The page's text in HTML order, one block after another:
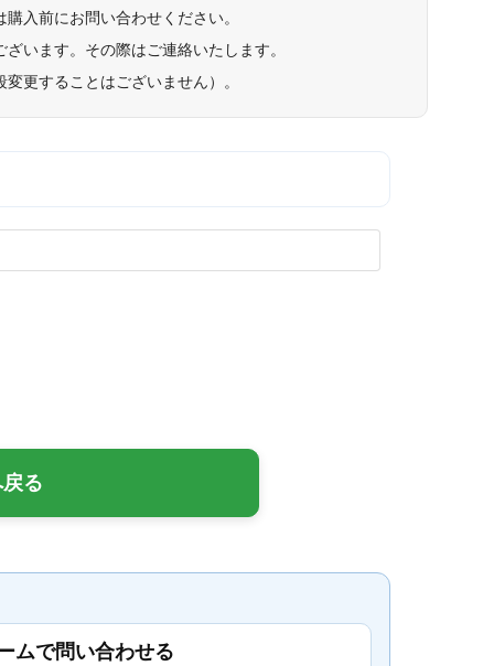
入前にお問い合わせください。
います。その際はご連絡いたします。
更することはございません）。
る
ムで問い合わせる